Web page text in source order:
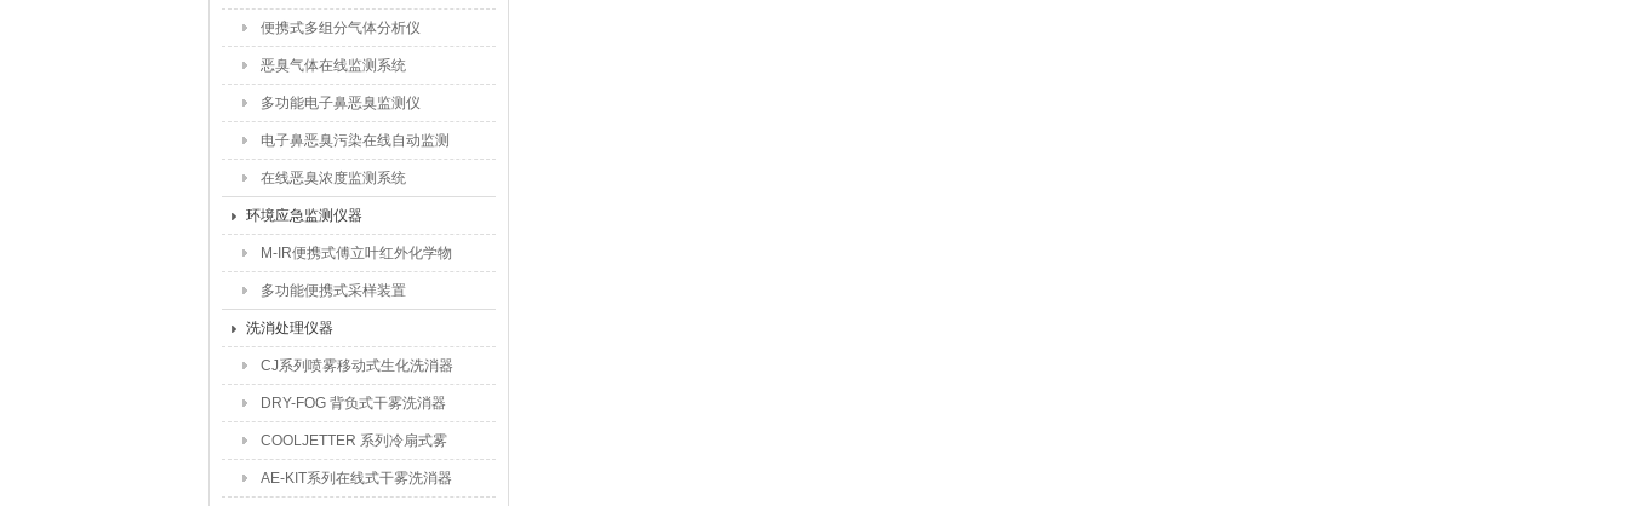
便携式多组分气体分析仪
恶臭气体在线监测系统
多功能电子鼻恶臭监测仪
电子鼻恶臭污染在线自动监测
仪
在线恶臭浓度监测系统
环境应急监测仪器
M-IR便携式傅立叶红外化学物
质鉴定系统
多功能便携式采样装置
洗消处理仪器
CJ系列喷雾移动式生化洗消器
DRY-FOG 背负式干雾洗消器
COOLJETTER 系列冷扇式雾
化洗消器
AE-KIT系列在线式干雾洗消器